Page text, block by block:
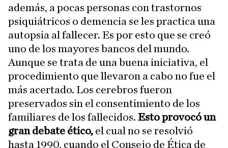
además, a pocas personas con trastornos
psiquiátricos o demencia se les practica una
autopsia al fallecer. Es por esto que se creó
uno de los mayores bancos del mundo.
Aunque se trata de una buena iniciativa, el
procedimiento que llevaron a cabo no fue el
más acertado. Los cerebros fueron
preservados sin el consentimiento de los
familiares de los fallecidos. Esto provocó un
gran debate ético, el cual no se resolvió
hasta 1990, cuando el Consejo de Ética de